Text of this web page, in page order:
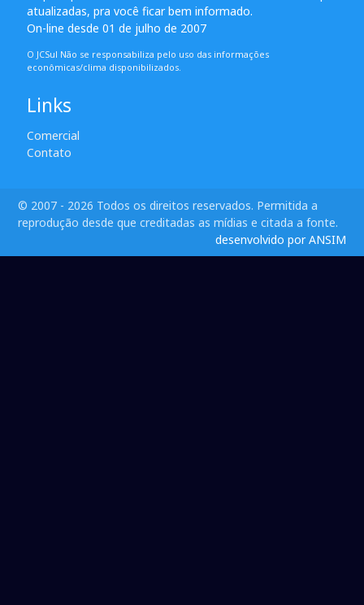
atualizadas, pra você ficar bem informado.
On-line desde 01 de julho de 2007
O JCSul Não se responsabiliza pelo uso das informações
econômicas/clima disponibilizados.
Links
Comercial
Contato
© 2007 - 2026 Todos os direitos reservados. Permitida a
reprodução desde que creditadas as mídias e citada a fonte.
desenvolvido por ANSIM